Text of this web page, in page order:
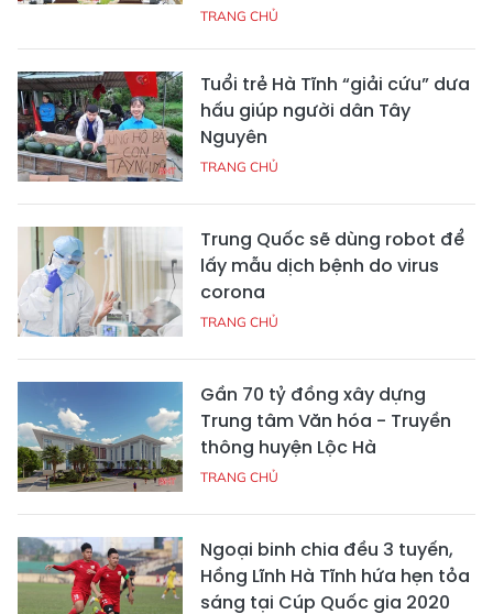
TRANG CHỦ
Tuổi trẻ Hà Tĩnh “giải cứu” dưa
hấu giúp người dân Tây
Nguyên
TRANG CHỦ
Trung Quốc sẽ dùng robot để
lấy mẫu dịch bệnh do virus
corona
TRANG CHỦ
Gần 70 tỷ đồng xây dựng
Trung tâm Văn hóa - Truyền
thông huyện Lộc Hà
TRANG CHỦ
Ngoại binh chia đều 3 tuyến,
Hồng Lĩnh Hà Tĩnh hứa hẹn tỏa
sáng tại Cúp Quốc gia 2020